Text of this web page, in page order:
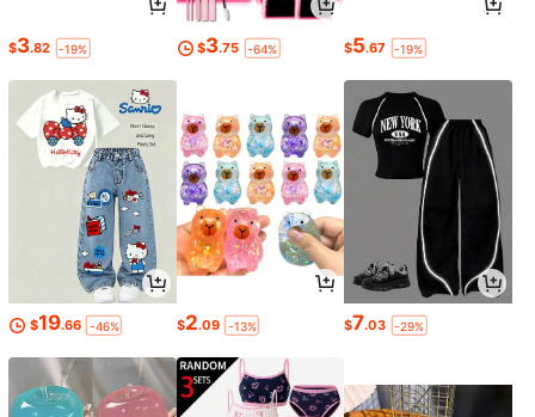
$3.82 -19% $3.75 -64% $5.67 -19%
$19.66 -46% $2.09 -13% $7.03 -29%